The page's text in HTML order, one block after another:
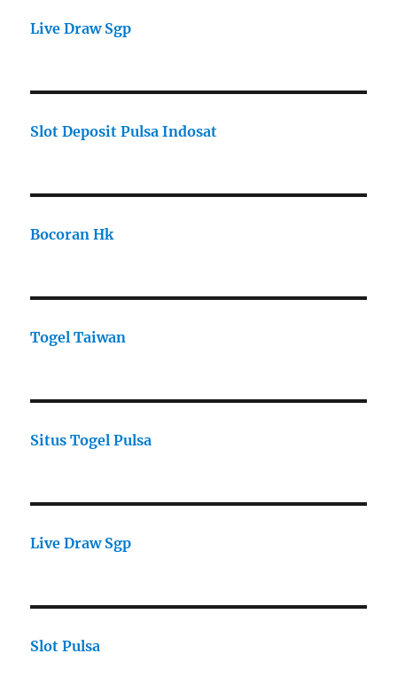
Live Draw Sgp
Slot Deposit Pulsa Indosat
Bocoran Hk
Togel Taiwan
Situs Togel Pulsa
Live Draw Sgp
Slot Pulsa